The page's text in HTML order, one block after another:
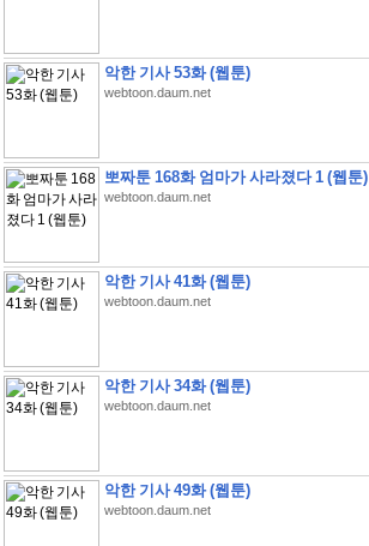
악한 기사 53화 (웹툰)
webtoon.daum.net
뽀짜툰 168화 엄마가 사라졌다 1 (웹툰)
webtoon.daum.net
악한 기사 41화 (웹툰)
webtoon.daum.net
악한 기사 34화 (웹툰)
webtoon.daum.net
악한 기사 49화 (웹툰)
webtoon.daum.net